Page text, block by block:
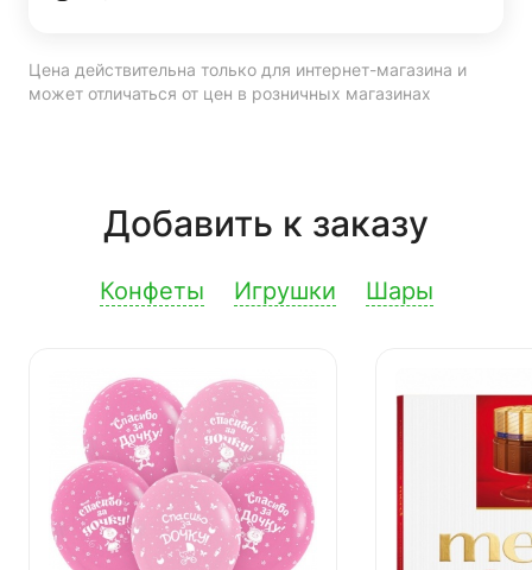
Цена действительна только для интернет-магазина и
может отличаться от цен в розничных магазинах
Добавить к заказу
Конфеты Игрушки Шары